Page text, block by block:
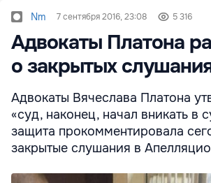
Nm 7 сентября 2016, 23:08 5 316
Адвокаты Платона
о закрытых
Адвокаты Вячеслава Платона
«суд, наконец, начал вникать в
защита прокомментировала
закрытые слушания в